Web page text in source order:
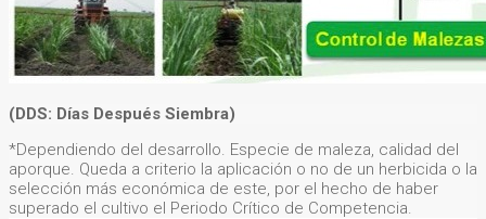
(DDS: Días Después Siembra)
*Dependiendo del desarrollo. Especie de maleza, calidad del
aporque. Queda a criterio la aplicación o no de un herbicida o la
selección más económica de este, por el hecho de haber
superado el cultivo el Periodo Crítico de Competencia.